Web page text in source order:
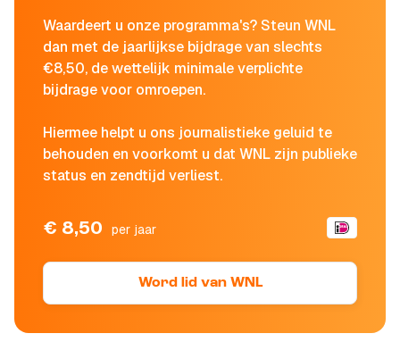
Waardeert u onze programma's? Steun WNL
dan met de jaarlijkse bijdrage van slechts
€8,50, de wettelijk minimale verplichte
bijdrage voor omroepen.
Hiermee helpt u ons journalistieke geluid te
behouden en voorkomt u dat WNL zijn publieke
status en zendtijd verliest.
€ 8,50 per jaar
Word lid van WNL